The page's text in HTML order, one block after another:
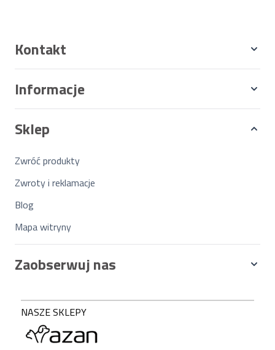
Kontakt
Informacje
Sklep
Zwróć produkty
Zwroty i reklamacje
Blog
Mapa witryny
Zaobserwuj nas
NASZE SKLEPY